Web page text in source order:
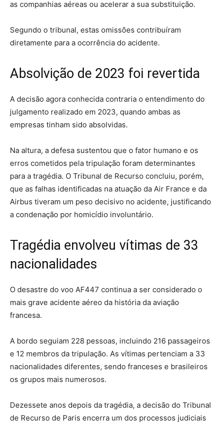
as companhias aéreas ou acelerar a sua substituição.
Segundo o tribunal, estas omissões contribuíram
diretamente para a ocorrência do acidente.
Absolvição de 2023 foi revertida
A decisão agora conhecida contraria o entendimento do
julgamento realizado em 2023, quando ambas as
empresas tinham sido absolvidas.
Na altura, a defesa sustentou que o fator humano e os
erros cometidos pela tripulação foram determinantes
para a tragédia. O Tribunal de Recurso concluiu, porém,
que as falhas identificadas na atuação da Air France e da
Airbus tiveram um peso decisivo no acidente, justificando
a condenação por homicídio involuntário.
Tragédia envolveu vítimas de 33
nacionalidades
O desastre do voo AF447 continua a ser considerado o
mais grave acidente aéreo da história da aviação
francesa.
A bordo seguiam 228 pessoas, incluindo 216 passageiros
e 12 membros da tripulação. As vítimas pertenciam a 33
nacionalidades diferentes, sendo franceses e brasileiros
os grupos mais numerosos.
Dezessete anos depois da tragédia, a decisão do Tribunal
de Recurso de Paris encerra um dos processos judiciais